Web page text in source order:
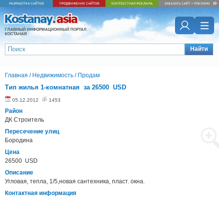
ГЛАВНЫЙ ИНФОРМАЦИОННЫЙ ПОРТАЛ
КОСТАНАЯ
Найти
Главная / Недвижимость / Продам
Тип жилья 1-комнатная за 26500 USD
05.12.2012 1453
Район
ДК Строитель
Пересечение улиц
Бородина
Цена
26500 USD
Описание
Угловая, тепла, 1/5,новая сантехника, пласт. окна.
Контактная информация